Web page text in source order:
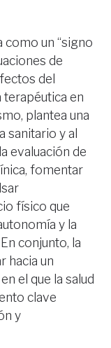
como un “signo
de
del
en
plantea una
sanitario y al
evaluación de
fomentar
físico que
y la
conjunto, la
hacia un
el que la salud
clave
y